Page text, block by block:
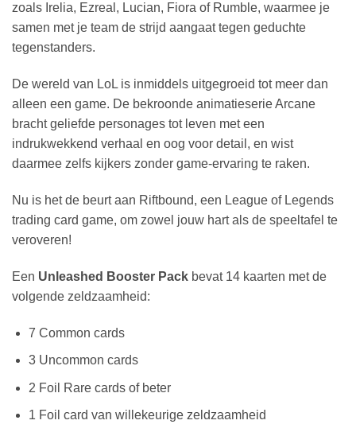
zoals Irelia, Ezreal, Lucian, Fiora of Rumble, waarmee je
samen met je team de strijd aangaat tegen geduchte
tegenstanders.
De wereld van LoL is inmiddels uitgegroeid tot meer dan
alleen een game. De bekroonde animatieserie Arcane
bracht geliefde personages tot leven met een
indrukwekkend verhaal en oog voor detail, en wist
daarmee zelfs kijkers zonder game-ervaring te raken.
Nu is het de beurt aan Riftbound, een League of Legends
trading card game, om zowel jouw hart als de speeltafel te
veroveren!
Een Unleashed Booster Pack bevat 14 kaarten met de
volgende zeldzaamheid:
7 Common cards
3 Uncommon cards
2 Foil Rare cards of beter
1 Foil card van willekeurige zeldzaamheid